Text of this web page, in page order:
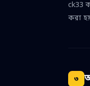
ck33
করা
৩